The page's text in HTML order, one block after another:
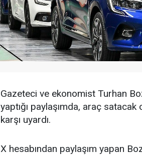
Gazeteci ve ekonomist Turhan
yaptığı paylaşımda, araç satacak
karşı uyardı.
X hesabından paylaşım yapan